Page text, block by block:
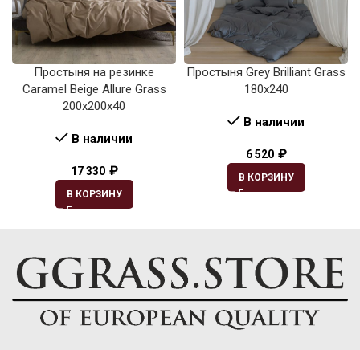
Простыня на резинке
Caramel Beige Allure Grass
200х200х40
В наличии
17 330 ₽
В КОРЗИНУ
Простыня Grey Brilliant Grass
180х240
В наличии
6 520 ₽
В КОРЗИНУ